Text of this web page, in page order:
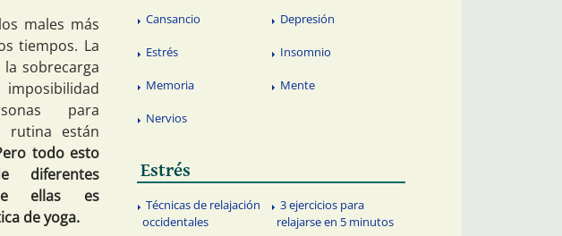
males más
tiempos. La
sobrecarga
para
rutina están
todo esto
diferentes
ellas es
de yoga.
Cansancio Depresión
Estrés Insomnio
Memoria Mente
Nervios
Estrés
Técnicas de relajación
occidentales
3 ejercicios para
relajarse en 5 minutos